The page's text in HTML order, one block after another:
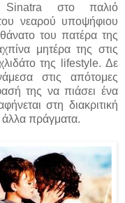
Sinatra στο παλιό
νεαρού υποψήφιου
του πατέρα της
μητέρα της στις
της lifestyle. Δε
στις απότομες
της να πιάσει ένα
στη διακριτική
πράγματα.